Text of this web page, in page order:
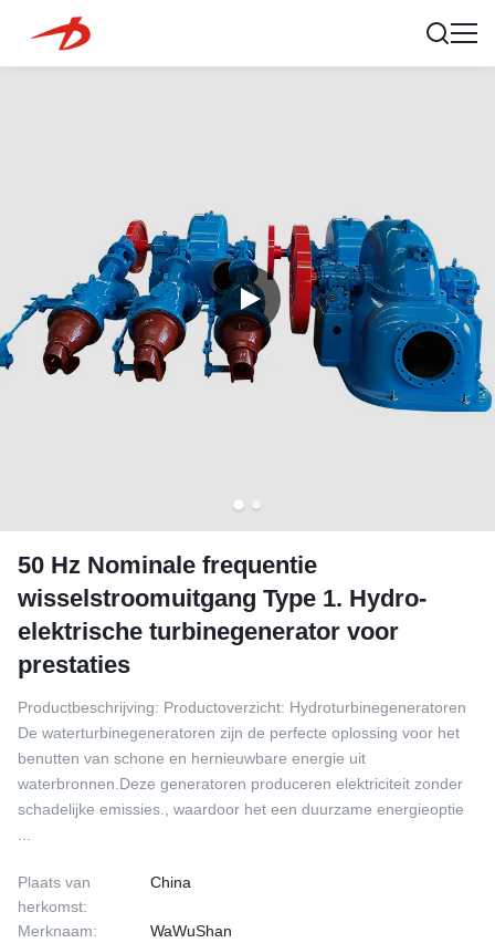
50 Hz Nominale frequentie
wisselstroomuitgang Type 1. Hydro-
elektrische turbinegenerator voor
prestaties
Productbeschrijving: Productoverzicht: Hydroturbinegeneratoren
De waterturbinegeneratoren zijn de perfecte oplossing voor het
benutten van schone en hernieuwbare energie uit
waterbronnen.Deze generatoren produceren elektriciteit zonder
schadelijke emissies., waardoor het een duurzame energieoptie
Plaats van
herkomst:
China
Merknaam:
WaWuShan